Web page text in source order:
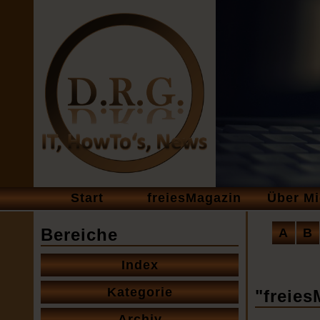
Navigation
überspringen
Start freiesMagazin Über
A B
Bereiche
Navigation
überspringen
Index
Kategorie